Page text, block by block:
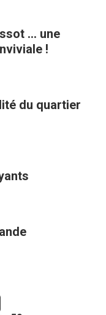
... une
!
du quartier